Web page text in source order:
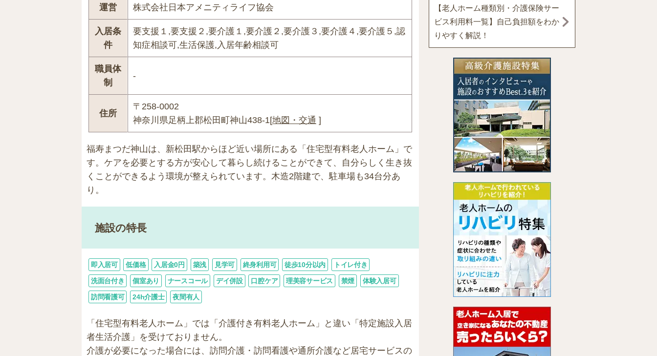
運営 株式会社日本アメニティライフ協会
入居条
件
要支援１,要支援２,要介護１,要介護２,要介護３,要介護４,要介護５,認
知症相談可,生活保護,入居年齢相談可
職員体
制
-
住所
〒258-0002
神奈川県足柄上郡松田町神山438-1[地図・交通 ]
福寿まつだ神山は、新松田駅からほど近い場所にある「住宅型有料老人ホーム」で
す。ケアを必要とする方が安心して暮らし続けることができて、自分らしく生き抜
くことができるよう環境が整えられています。木造2階建で、駐車場も34台分あ
り。
施設の特長
即入居可 低価格 入居金0円 築浅 見学可 終身利用可 徒歩10分以内 トイレ付き
洗面台付き 個室あり ナースコール デイ併設 口腔ケア 理美容サービス 禁煙 体験入居可
訪問看護可 24h介護士 夜間有人
「住宅型有料老人ホーム」では「介護付き有料老人ホーム」と違い「特定施設入居
者生活介護」を受けておりません。
介護が必要になった場合には、訪問介護・訪問看護や通所介護など居宅サービスの
【老人ホーム種類別・介護保険サー
ビス利用料一覧】自己負担額をわか
りやすく解説！